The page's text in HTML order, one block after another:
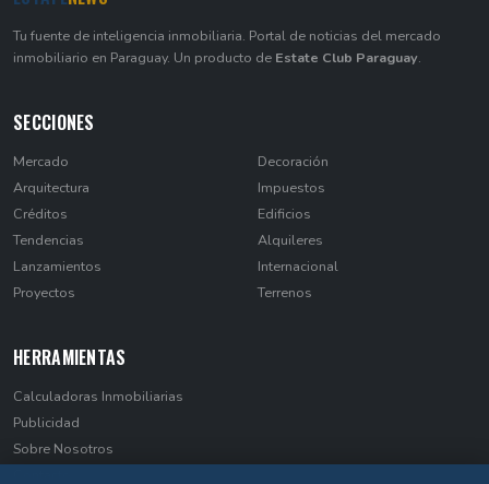
Tu fuente de inteligencia inmobiliaria. Portal de noticias del mercado
inmobiliario en Paraguay. Un producto de Estate Club Paraguay.
SECCIONES
Mercado
Arquitectura
Créditos
Tendencias
Lanzamientos
Proyectos
Decoración
Impuestos
Edificios
Alquileres
Internacional
Terrenos
HERRAMIENTAS
Calculadoras Inmobiliarias
Publicidad
Sobre Nosotros